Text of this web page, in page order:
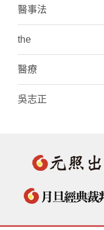
醫事法
the
醫療
吳志正